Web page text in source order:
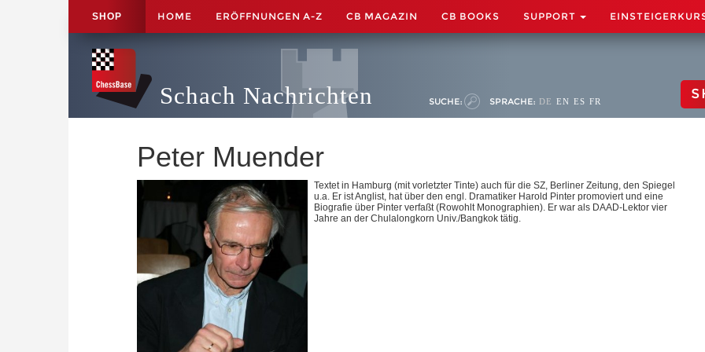
SHOP HOME ERÖFFNUNGEN A-Z CB MAGAZIN CB BOOKS SUPPORT
Schach Nachrichten SUCHE: SPRACHE: DE EN ES FR
Peter Muender
Textet in Hamburg (mit vorletzter Tinte) auch für die SZ, Berliner Zeitung, den Spiegel
u.a. Er ist Anglist, hat über den engl. Dramatiker Harold Pinter promoviert und eine
Biografie über Pinter verfaßt (Rowohlt Monographien). Er war als DAAD-Lektor vier
Jahre an der Chulalongkorn Univ./Bangkok tätig.